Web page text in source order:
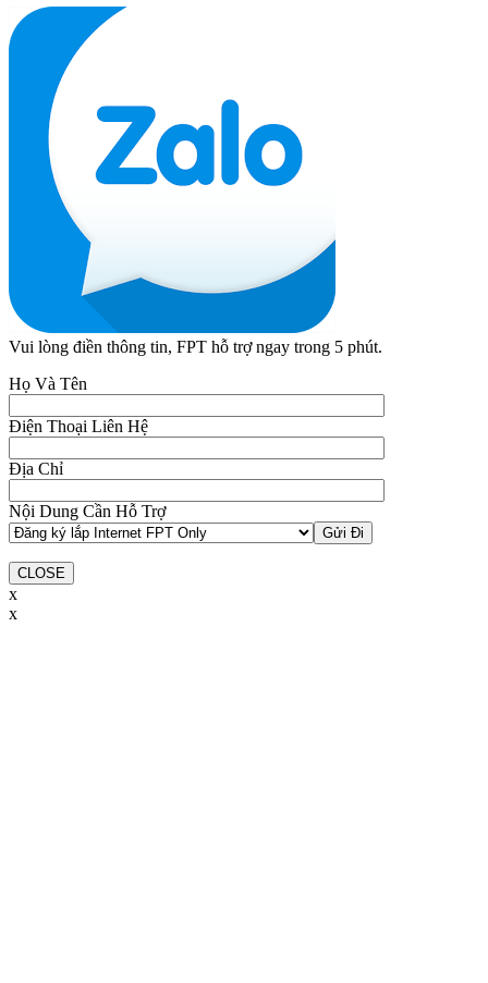
Vui lòng điền thông tin, FPT hỗ trợ ngay trong 5 phút.
Họ Và Tên
Điện Thoại Liên Hệ
Địa Chỉ
Nội Dung Cần Hỗ Trợ
CLOSE
x
x